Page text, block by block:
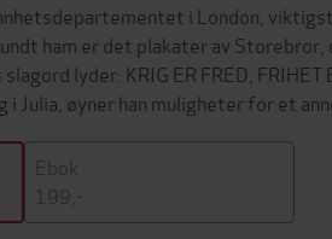
i London,
ham er det plakater av
lyder: KRIG ER FRED, FRIHET
Julia, øyner han muligheter for et
Ebok
199,-